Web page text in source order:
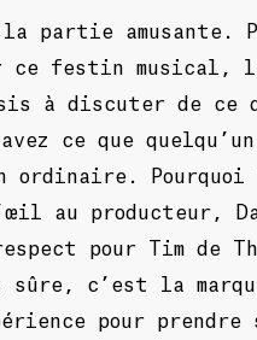
partie amusante.
festin musical,
à discuter de ce
ce que
ordinaire.
au producteur,
pour Tim de
sûre, c’est la
pour prendre